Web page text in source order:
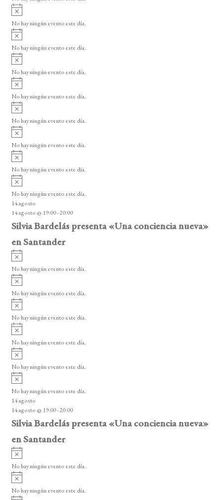
e
E
v
e
n
t
o
s
i
o
A
v
i
o
No hay ningún evento este día.
A
v
i
o
No hay ningún evento este día.
A
v
i
o
No hay ningún evento este día.
A
v
i
o
No hay ningún evento este día.
A
v
i
o
No hay ningún evento este día.
A
v
i
o
No hay ningún evento este día.
A
v
i
o
No hay ningún evento este día.
A
v
i
s
o
No hay ningún evento este día.
14 agosto
14 agosto @ 19:00-20:00
Silvia Bardelás presenta «Una conciencia nueva»
en Santander
A
v
i
o
No hay ningún evento este día.
A
v
i
o
No hay ningún evento este día.
A
v
i
o
No hay ningún evento este día.
A
v
i
o
No hay ningún evento este día.
A
v
i
o
No hay ningún evento este día.
A
v
i
s
o
No hay ningún evento este día.
14 agosto
14 agosto @ 19:00-20:00
Silvia Bardelás presenta «Una conciencia nueva»
en Santander
A
v
i
o
No hay ningún evento este día.
A
v
i
No hay ningún evento este día.